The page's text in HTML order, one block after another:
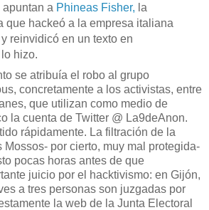
a Phineas Fisher, la
que hackeó a la empresa italiana
reinvidicó en un texto en
hizo.
se atribuía el robo al grupo
concretamente a los activistas, entre
que utilizan como medio de
la cuenta de Twitter @ La9deAnon.
rápidamente. La filtración de la
Mossos- por cierto, muy mal protegida-
pocas horas antes de que
juicio por el hacktivismo: en Gijón,
a tres personas son juzgadas por
la web de la Junta Electoral